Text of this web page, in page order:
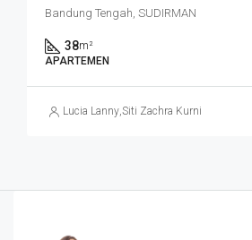
Bandung Tengah, SUDIRMAN
38m²
APARTEMEN
Lucia Lanny,Siti Zachra Kurniasari